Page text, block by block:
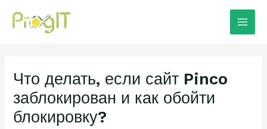
Main
Что делать, если сайт Pinco
заблокирован и как обойти
блокировку?